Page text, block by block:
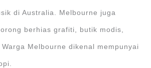
di Australia. Melbourne juga
berhias grafiti, butik modis,
Melbourne dikenal mempunyai